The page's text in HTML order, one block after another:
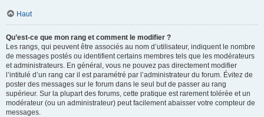
Haut
Qu’est-ce que mon rang et comment le modifier ?
Les rangs, qui peuvent être associés au nom d’utilisateur, indiquent le nombre
de messages postés ou identifient certains membres tels que les modérateurs
et administrateurs. En général, vous ne pouvez pas directement modifier
l’intitulé d’un rang car il est paramétré par l’administrateur du forum. Évitez de
poster des messages sur le forum dans le seul but de passer au rang
supérieur. Sur la plupart des forums, cette pratique est rarement tolérée et un
modérateur (ou un administrateur) peut facilement abaisser votre compteur de
messages.